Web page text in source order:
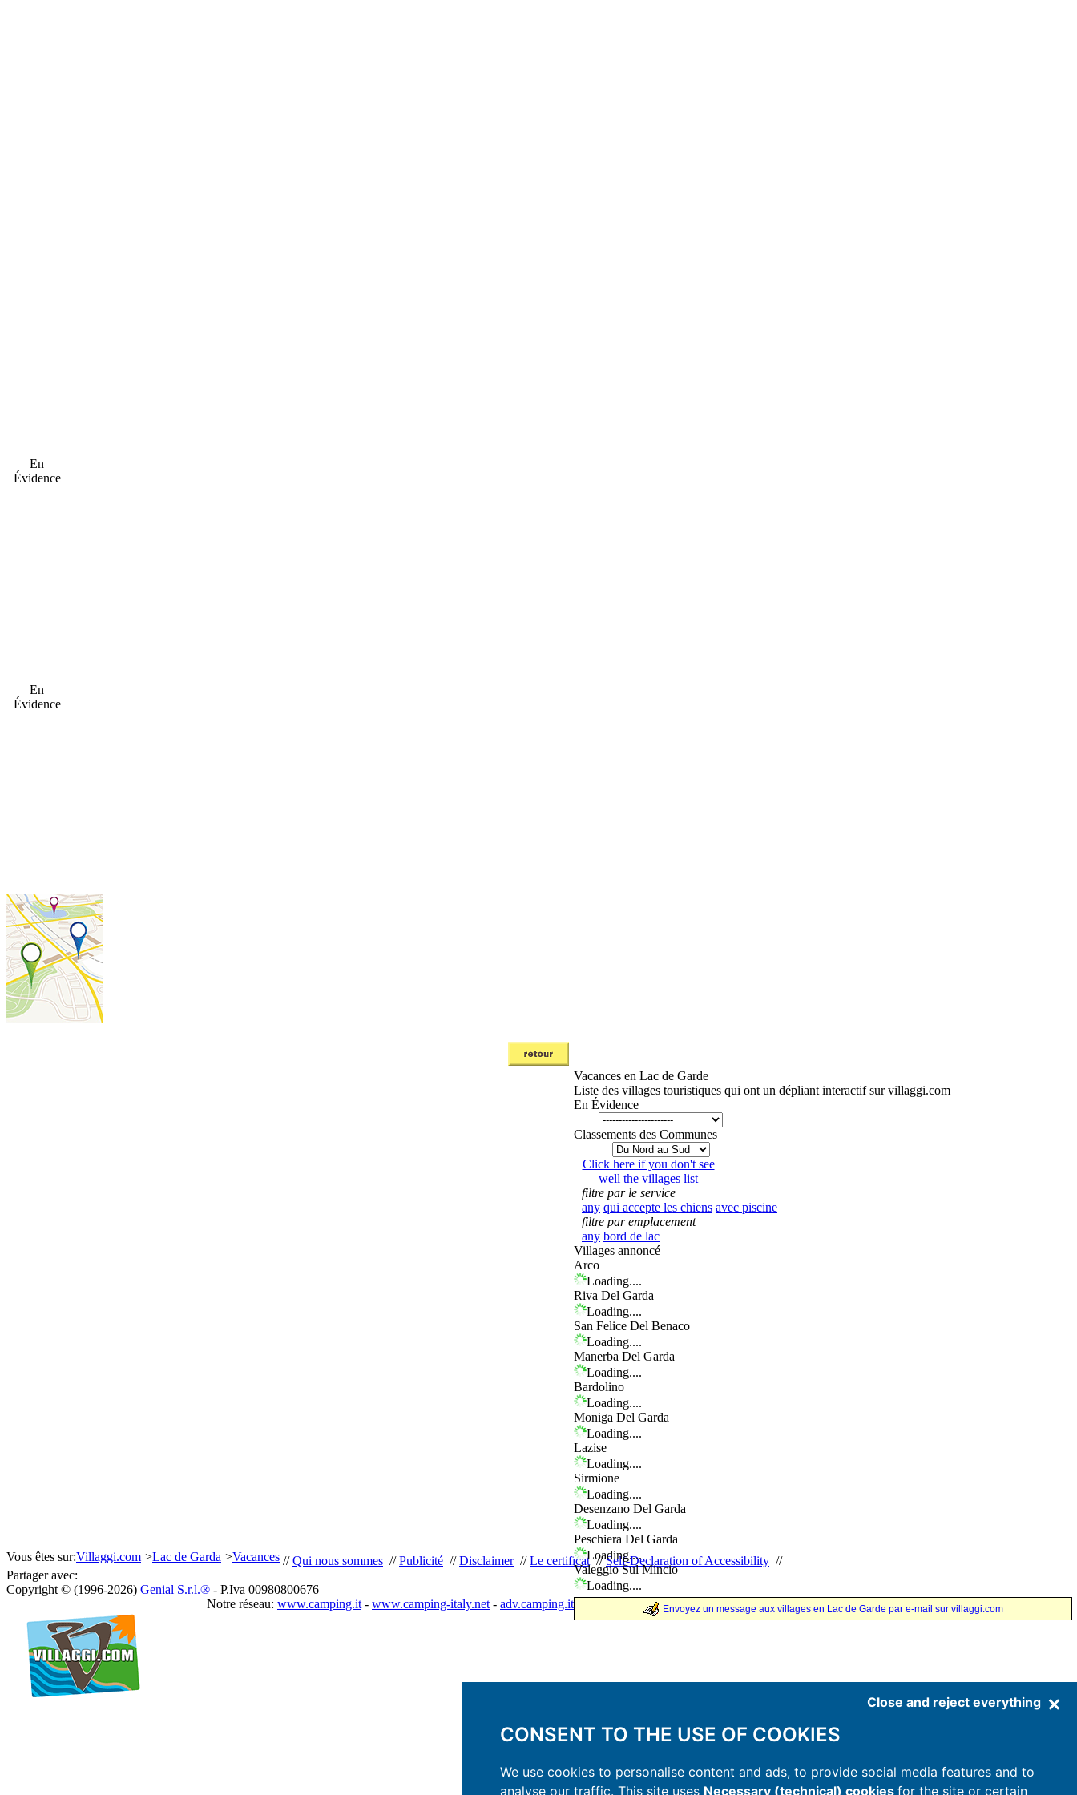
Close and reject everything
CONSENT TO THE USE OF COOKIES
We use cookies to personalise content and ads, to provide social media features and to
analyse our traffic. This site uses Necessary (technical) cookies for the site or certain
En
Évidence
En
Évidence
Vacances en Lac de Garde
Liste des villages touristiques qui ont un dépliant interactif sur villaggi.com
En Évidence
Classements des Communes
Click here if you don't see
well the villages list
filtre par le service
any qui accepte les chiens avec piscine
filtre par emplacement
any bord de lac
Villages annoncé
Arco
Loading....
Riva Del Garda
Loading....
San Felice Del Benaco
Loading....
Manerba Del Garda
Loading....
Bardolino
Loading....
Moniga Del Garda
Loading....
Lazise
Loading....
Sirmione
Loading....
Desenzano Del Garda
Loading....
Peschiera Del Garda
Loading....
Valeggio Sul Mincio
Loading....
Envoyez un message aux villages en Lac de Garde par e-mail sur villaggi.com
Vous êtes sur:Villaggi.com >Lac de Garda >Vacances //Qui nous sommes //Publicité //Disclaimer//Le certificat//Self-Declaration of Accessibility //
Partager avec:
Copyright © (1996-2026) Genial S.r.l.® - P.Iva 00980800676
Notre réseau: www.camping.it - www.camping-italy.net - adv.camping.it